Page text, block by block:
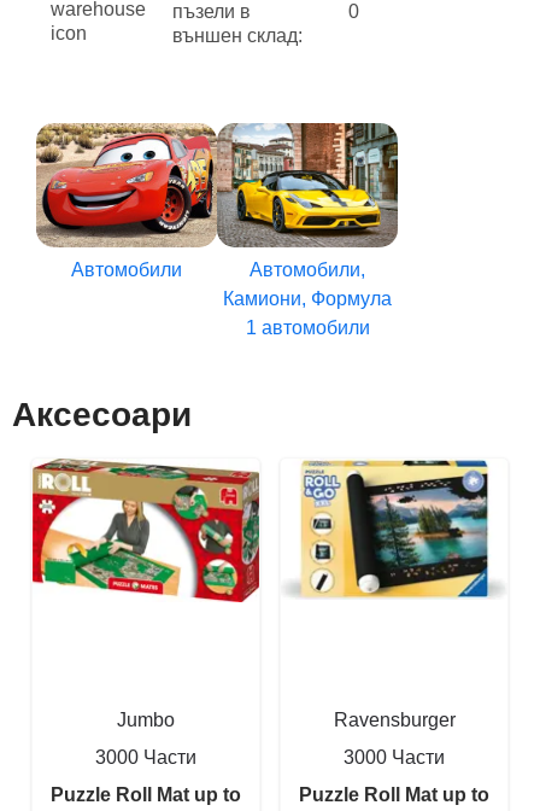
пъзели в
външен склад:
0
Автомобили
Автомобили,
Камиони, Формула
1 автомобили
Аксесоари
Jumbo
3000 Части
Puzzle Roll Mat up to
Ravensburger
3000 Части
Puzzle Roll Mat up to